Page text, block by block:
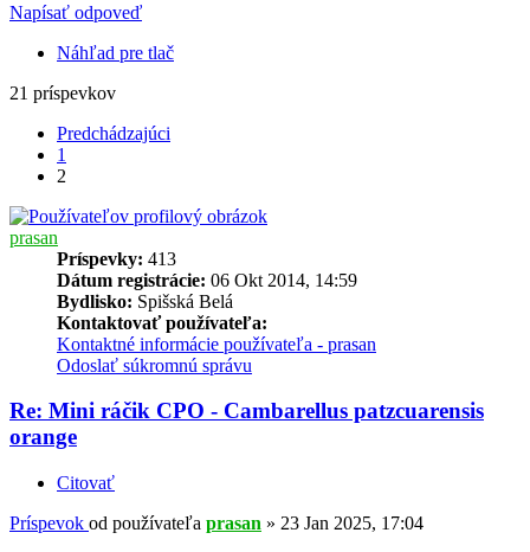
Napísať odpoveď
Náhľad pre tlač
21 príspevkov
Predchádzajúci
1
2
prasan
Príspevky: 413
Dátum registrácie: 06 Okt 2014, 14:59
Bydlisko: Spišská Belá
Kontaktovať používateľa:
Kontaktné informácie používateľa - prasan
Odoslať súkromnú správu
Re: Mini ráčik CPO - Cambarellus patzcuarensis
orange
Citovať
Príspevok od používateľa prasan » 23 Jan 2025, 17:04